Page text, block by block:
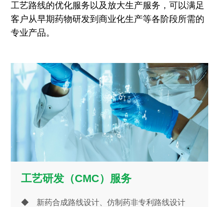
工艺路线的优化服务以及放大生产服务，可以满足
客户从早期药物研发到商业化生产等各阶段所需的
专业产品。
工艺研发（CMC）服务
◆ 新药合成路线设计、仿制药非专利路线设计